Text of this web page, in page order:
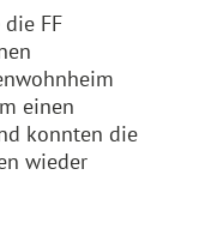
FF
einen
konnten die
wieder